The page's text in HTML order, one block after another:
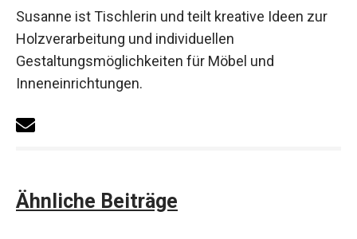
Susanne ist Tischlerin und teilt kreative Ideen zur
Holzverarbeitung und individuellen
Gestaltungsmöglichkeiten für Möbel und
Inneneinrichtungen.
Ähnliche Beiträge